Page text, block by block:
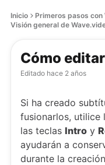
Inicio
Primeros pasos con
Visión general de
Cómo
Editado hace 2 años
Si ha creado
fusionarlos, utilice
las teclas Intro y
ayudarán a
durante la